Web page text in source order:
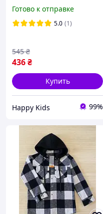
классическая рубашка 98
см Breeze
Готово к отправке
5.0 (1)
436₴
545 ₴
Купить
Happy Kids 99%